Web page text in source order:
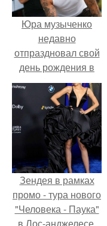
Юра музыченко
недавно
отпраздновал свой
день рождения в
кругу самых
близких и родных
людей.
Зендея в рамках
промо - тура нового
"Человека - Паука"